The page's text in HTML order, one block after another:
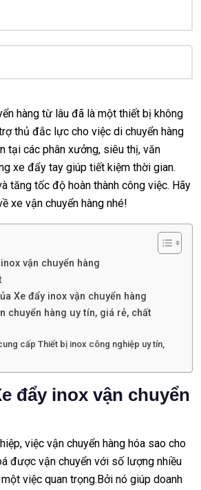
hàng từ lâu đã là một thiết bị không
thủ đắc lực cho việc di chuyển hàng
tại các phân xưởng, siêu thị, văn
xe đẩy tay giúp tiết kiệm thời gian.
tăng tốc độ hoàn thành công việc. Hãy
xe vận chuyển hàng nhé!
vận chuyển hàng
Xe đẩy inox vận chuyển hàng
chuyển hàng uy tín, giá rẻ, chất
cấp Thiết bị inox công nghiệp uy tín,
đẩy inox vận chuyển
việc vận chuyển hàng hóa sao cho
được vận chuyển với số lượng nhiều
việc quan trọng.Bởi nó giúp doanh